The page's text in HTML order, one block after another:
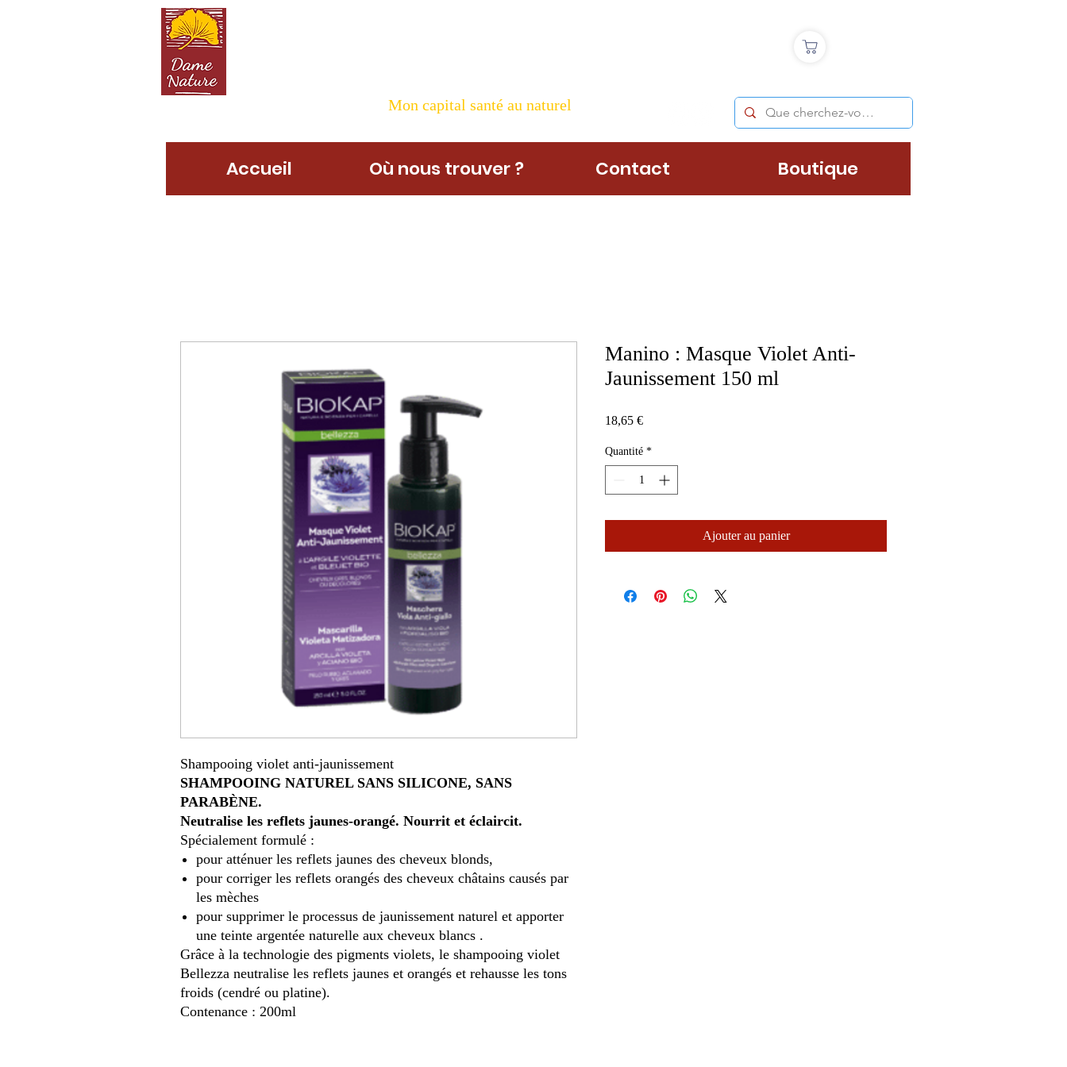
Mon capital santé au naturel
Accueil Où nous trouver ? Contact Boutique
Shampooing violet anti-jaunissement
SHAMPOOING NATUREL SANS SILICONE, SANS
PARABÈNE.
Neutralise les reflets jaunes-orangé. Nourrit et éclaircit.
Spécialement formulé :
pour atténuer les reflets jaunes des cheveux blonds,
pour corriger les reflets orangés des cheveux châtains causés par
les mèches
pour supprimer le processus de jaunissement naturel et apporter
une teinte argentée naturelle aux cheveux blancs .
Grâce à la technologie des pigments violets, le shampooing violet
Bellezza neutralise les reflets jaunes et orangés et rehausse les tons
froids (cendré ou platine).
Contenance : 200ml
Manino : Masque Violet Anti-
Jaunissement 150 ml
18,65 €Prix
Quantité *
Ajouter au panier